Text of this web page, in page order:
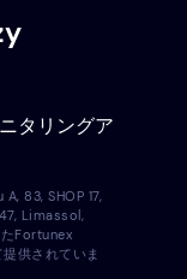
タリングア
83, SHOP 17,
Limassol,
Fortunex
供されていま